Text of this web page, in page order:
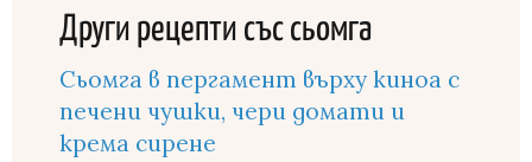
Други рецепти със сьомга
Сьомга в пергамент върху киноа с
печени чушки, чери домати и
крема сирене